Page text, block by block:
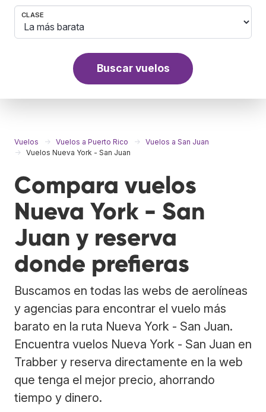
CLASE
Buscar vuelos
Vuelos Vuelos a Puerto Rico
Vuelos a San Juan
Vuelos Nueva York - San Juan
Compara vuelos
Nueva York - San
Juan y reserva
donde prefieras
Buscamos en todas las webs de aerolíneas
y agencias para encontrar el vuelo más
barato en la ruta Nueva York - San Juan.
Encuentra vuelos Nueva York - San Juan en
Trabber y reserva directamente en la web
que tenga el mejor precio, ahorrando
tiempo y dinero.